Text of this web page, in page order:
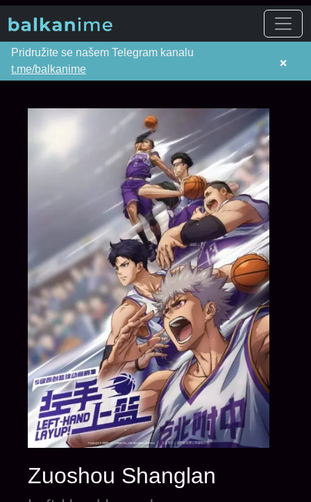
Pridružite se našem Telegram kanalu
t.me/balkanime
×
Zuoshou Shanglan